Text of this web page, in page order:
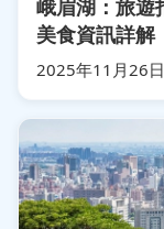
峨眉湖：旅遊
美食資訊詳解
2025年11月26日